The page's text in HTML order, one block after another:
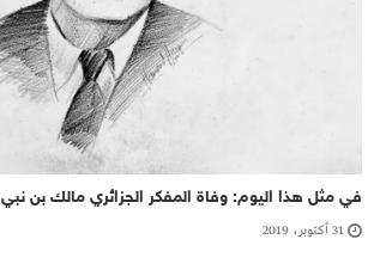
في مثل هذا اليوم: وفاة المفكر الجزائري مالك بن نبي
31 أكتوبر، 2019